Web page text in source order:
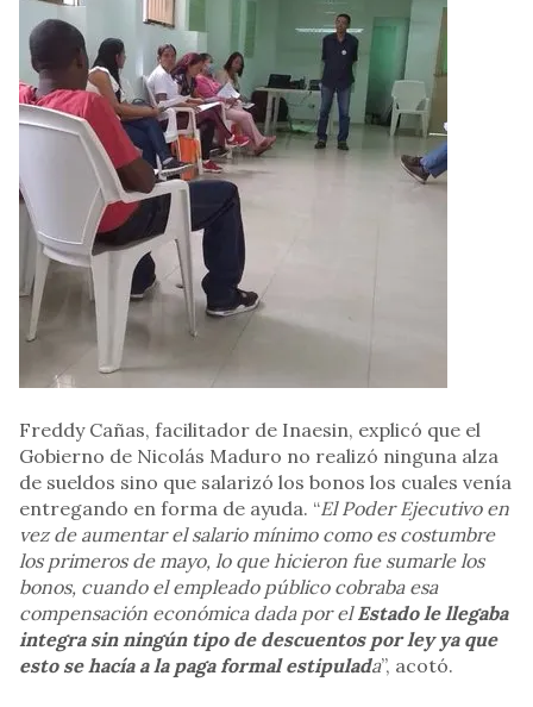
Freddy Cañas, facilitador de Inaesin, explicó que el
Gobierno de Nicolás Maduro no realizó ninguna alza
de sueldos sino que salarizó los bonos los cuales venía
entregando en forma de ayuda. “El Poder Ejecutivo en
vez de aumentar el salario mínimo como es costumbre
los primeros de mayo, lo que hicieron fue sumarle los
bonos, cuando el empleado público cobraba esa
compensación económica dada por elEstado le llegaba
integra sin ningún tipo de descuentos por ley ya que
esto se hacía a la paga formal estipulada”, acotó.